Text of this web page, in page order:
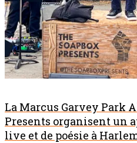
La Marcus Garvey Park
Presents organisent un
live et de poésie à